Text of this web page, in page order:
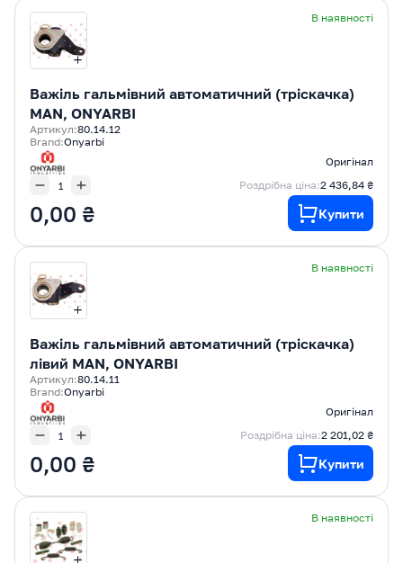
В наявності
Важіль гальмівний автоматичний (тріскачка)
MAN, ONYARBI
Артикул:80.14.12
Brand:Onyarbi
Оригінал
Роздрібна ціна:2 436,84 ₴
0,00 ₴ Купити
В наявності
Важіль гальмівний автоматичний (тріскачка)
лівий MAN, ONYARBI
Артикул:80.14.11
Brand:Onyarbi
Оригінал
Роздрібна ціна:2 201,02 ₴
0,00 ₴ Купити
В наявності